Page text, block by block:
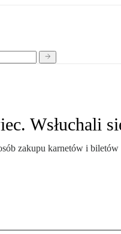
Wsłuchali
zakupu karnetów i biletów